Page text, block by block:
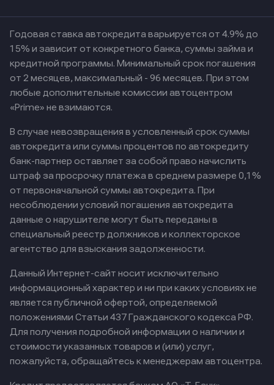
Годовая ставка автокредита варьируется от 4.9% до
15% и зависит от конкретного банка, суммы займа и
кредитной программы. Минимальный срок погашения
от 2 месяцев, максимальный - 96 месяцев. При этом
любые дополнительные комиссии автоцентром
«Prime» не взимаются.
В случае невозвращения в условленный срок суммы
автокредита или суммы процентов по автокредиту
банк-партнер оставляет за собой право начислить
штраф за просрочку платежа в среднем размере 0,1%
от первоначальной суммы автокредита. При
несоблюдении условий погашения автокредита
данные о нарушителе могут быть переданы в
специальный реестр должников и коллекторское
агентство для взыскания задолженности.
Данный Интернет-сайт носит исключительно
информационный характер и ни при каких условиях не
является публичной офертой, определяемой
положениями Статьи 437 Гражданского кодекса РФ.
Для получения подробной информации о наличии и
стоимости указанных товаров и (или) услуг,
пожалуйста, обращайтесь к менеджерам автоцентра.